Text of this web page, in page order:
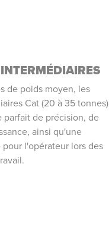
de poids moyen, les
Cat (20 à 35 tonnes)
parfait de précision, de
ainsi qu'une
l'opérateur lors des